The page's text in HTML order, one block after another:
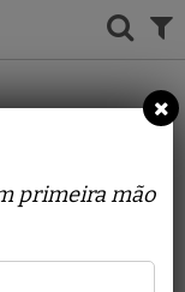
primeira mão